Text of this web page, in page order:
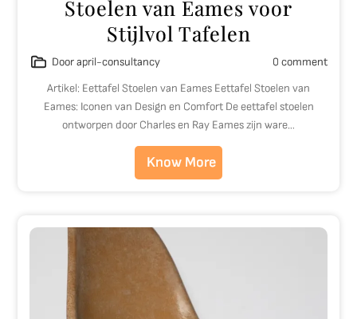
Stoelen van Eames voor
Stijlvol Tafelen
Door april-consultancy
0 comment
Artikel: Eettafel Stoelen van Eames Eettafel Stoelen van
Eames: Iconen van Design en Comfort De eettafel stoelen
ontworpen door Charles en Ray Eames zijn ware…
Know More